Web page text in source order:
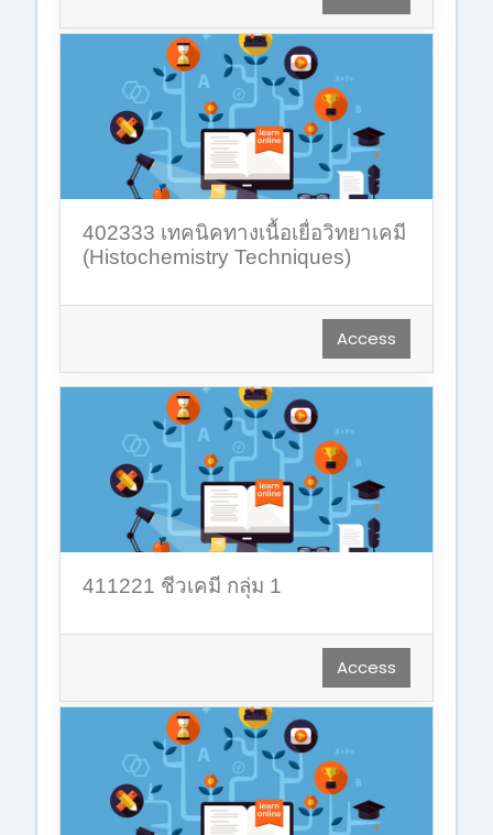
402333 เทคนิคทางเนื้อเยื่อวิทยาเคมี
(Histochemistry Techniques)
Access
411221 ชีวเคมี กลุ่ม 1
Access